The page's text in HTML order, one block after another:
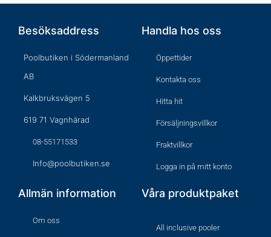
Besöksaddress
Poolbutiken i Södermanland
AB
Kalkbruksvägen 5
619 71 Vagnhärad
08-55171533
Info@poolbutiken.se
Handla hos oss
Öppettider
Kontakta oss
Hitta hit
Försäljningsvillkor
Fraktvillkor
Logga in på mitt konto
Allmän information
Om oss
Våra produktpaket
All inclusive pooler